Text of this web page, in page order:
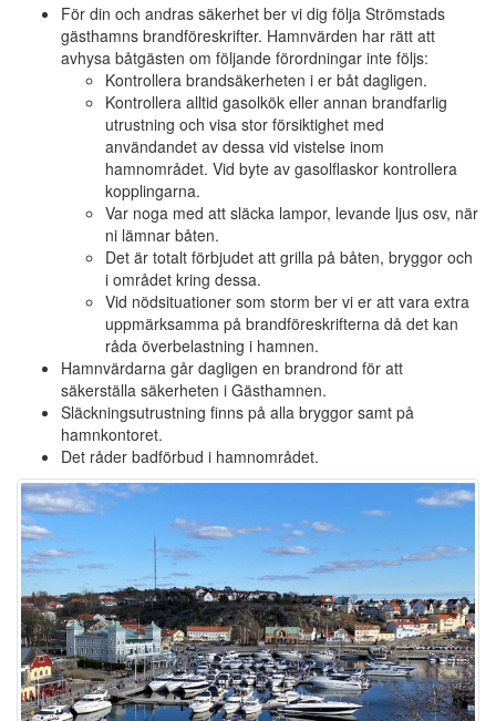
För din och andras säkerhet ber vi dig följa Strömstads
gästhamns brandföreskrifter. Hamnvärden har rätt att
avhysa båtgästen om följande förordningar inte följs:
Kontrollera brandsäkerheten i er båt dagligen.
Kontrollera alltid gasolkök eller annan brandfarlig
utrustning och visa stor försiktighet med
användandet av dessa vid vistelse inom
hamnområdet. Vid byte av gasolflaskor kontrollera
kopplingarna.
Var noga med att släcka lampor, levande ljus osv, när
ni lämnar båten.
Det är totalt förbjudet att grilla på båten, bryggor och
i området kring dessa.
Vid nödsituationer som storm ber vi er att vara extra
uppmärksamma på brandföreskrifterna då det kan
råda överbelastning i hamnen.
Hamnvärdarna går dagligen en brandrond för att
säkerställa säkerheten i Gästhamnen.
Släckningsutrustning finns på alla bryggor samt på
hamnkontoret.
Det råder badförbud i hamnområdet.